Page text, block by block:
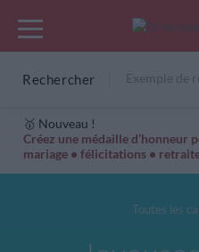
Rechercher
🥇 Nouveau !
Créez une médaille d’honneur
mariage • félicitations •
Cartes Hiver Cadeaux
Toutes les